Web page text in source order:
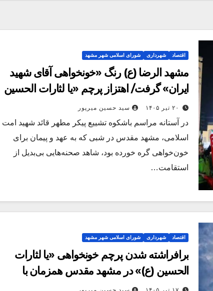
اقتصاد شهرداری شورای اسلامی شهر مشهد
مشهد الرضا (ع) رنگ «خونخواهی آقای شهید
ایران» گرفت/ اهتزاز پرچم «یا لثارات الحسین
(ع)» در جوار حریم ملکوتی امام هشتم
۲۰ تیر ۱۴۰۵ سید حسین میرپور
در آستانه مراسم باشکوه تشییع پیکر مطهر قائد شهید امت
اسلامی، مشهد مقدس در شبی که به عهد و پیمان برای
خون‌خواهی گره خورده بود، شاهد صحنه‌هایی بی‌بدیل از
استقامت…
اقتصاد شهرداری شورای اسلامی شهر مشهد
برافراشته شدن پرچم خونخواهی «یا لثارات
الحسین (ع)» در مشهد مقدس همزمان با
تشییع رهبر شهید